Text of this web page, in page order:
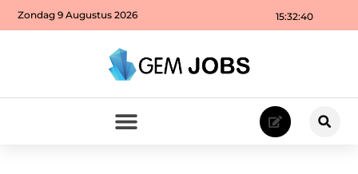
15:32:42
Zondag 9 Augustus 2026